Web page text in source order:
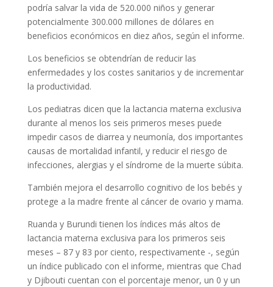
podría salvar la vida de 520.000 niños y generar
potencialmente 300.000 millones de dólares en
beneficios económicos en diez años, según el informe.
Los beneficios se obtendrían de reducir las
enfermedades y los costes sanitarios y de incrementar
la productividad.
Los pediatras dicen que la lactancia materna exclusiva
durante al menos los seis primeros meses puede
impedir casos de diarrea y neumonía, dos importantes
causas de mortalidad infantil, y reducir el riesgo de
infecciones, alergias y el síndrome de la muerte súbita.
También mejora el desarrollo cognitivo de los bebés y
protege a la madre frente al cáncer de ovario y mama.
Ruanda y Burundi tienen los índices más altos de
lactancia materna exclusiva para los primeros seis
meses – 87 y 83 por ciento, respectivamente -, según
un índice publicado con el informe, mientras que Chad
y Djibouti cuentan con el porcentaje menor, un 0 y un